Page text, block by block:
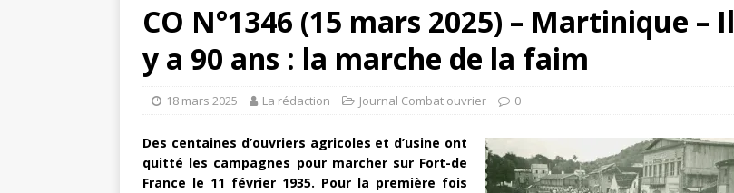
CO N°1346 (15 mars 2025) – Martinique – Il
y a 90 ans : la marche de la faim
18 mars 2025 La rédaction Journal Combat ouvrier 0
Des centaines d’ouvriers agricoles et d’usine ont
quitté les campagnes pour marcher sur Fort-de
France le 11 février 1935. Pour la première fois